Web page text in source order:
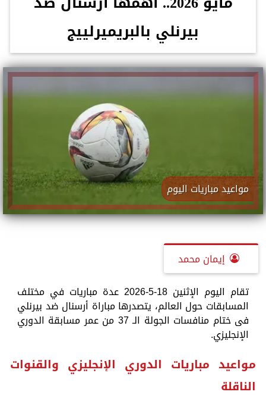
بيرنلي بالبريميرلييج
مواعيد مباريات اليوم
إيمان محمد
تقام اليوم الإثنين 18-5-2026 عدة مباريات في مختلف
المسابقات حول العالم، يتصدرها مباراة أرسنال ضد بيرنلي
فى ختام منافسات الجولة الـ 37 من عمر مسابقة الدوري
الإنجليزي.
مواعيد مباريات الدوري الإنجليزي والقنوات
الناقلة